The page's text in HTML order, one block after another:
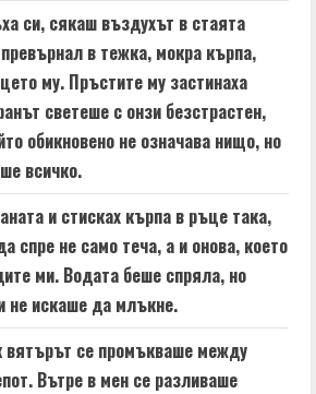
си, сякаш въздухът в стаята
в тежка, мокра кърпа,
му. Пръстите му застинаха
светеше с онзи безстрастен,
обикновено не означава нищо, но
всичко.
и стисках кърпа в ръце така,
спре не само теча, а и онова, което
ми. Водата беше спряла, но
не искаше да млъкне.
вятърът се промъкваше между
Вътре в мен се разливаше